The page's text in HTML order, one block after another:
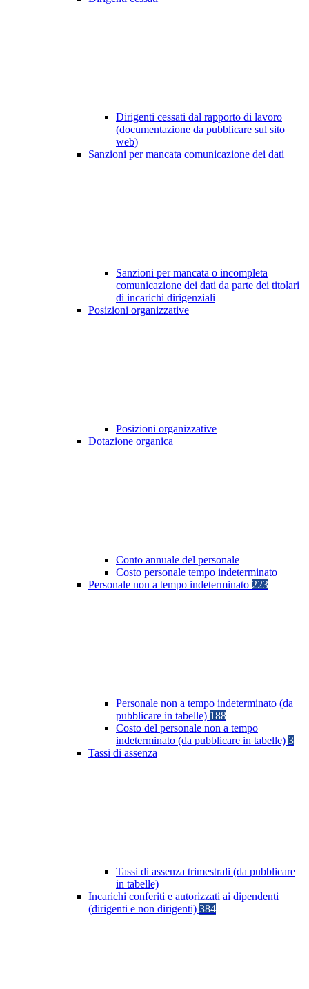
Dirigenti cessati dal rapporto di lavoro
(documentazione da pubblicare sul sito
web)
Sanzioni per mancata comunicazione dei dati
Sanzioni per mancata o incompleta
comunicazione dei dati da parte dei titolari
di incarichi dirigenziali
Posizioni organizzative
Posizioni organizzative
Dotazione organica
Conto annuale del personale
Costo personale tempo indeterminato
Personale non a tempo indeterminato 223
Personale non a tempo indeterminato (da
pubblicare in tabelle) 188
Costo del personale non a tempo
indeterminato (da pubblicare in tabelle) 3
Tassi di assenza
Tassi di assenza trimestrali (da pubblicare
in tabelle)
Incarichi conferiti e autorizzati ai dipendenti
(dirigenti e non dirigenti) 384